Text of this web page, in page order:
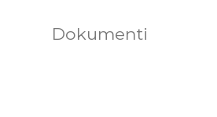
Dokumenti